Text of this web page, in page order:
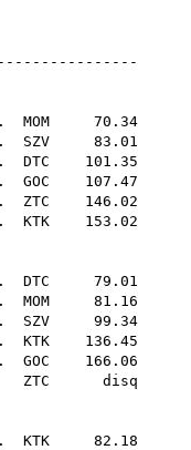
. MOM 70.34
. SZV 83.01
. DTC 101.35
. GOC 107.47
. ZTC 146.02
. KTK 153.02
. DTC 79.01
. MOM 81.16
. SZV 99.34
. KTK 136.45
. GOC 166.06
ZTC disq
. KTK 82.18